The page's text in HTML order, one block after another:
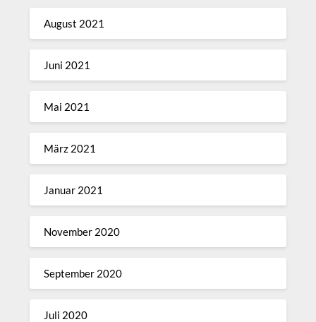
August 2021
Juni 2021
Mai 2021
März 2021
Januar 2021
November 2020
September 2020
Juli 2020